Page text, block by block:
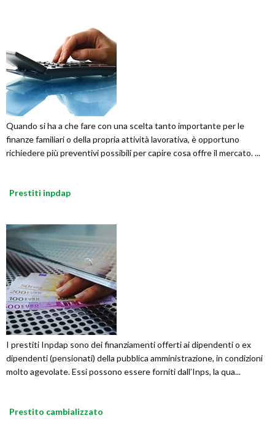
Quando si ha a che fare con una scelta tanto importante per le
finanze familiari o della propria attività lavorativa, è opportuno
richiedere più preventivi possibili per capire cosa offre il mercato. ...
Prestiti inpdap
I prestiti Inpdap sono dei finanziamenti offerti ai dipendenti o ex
dipendenti (pensionati) della pubblica amministrazione, in condizioni
molto agevolate. Essi possono essere forniti dall’Inps, la qua...
Prestito cambializzato